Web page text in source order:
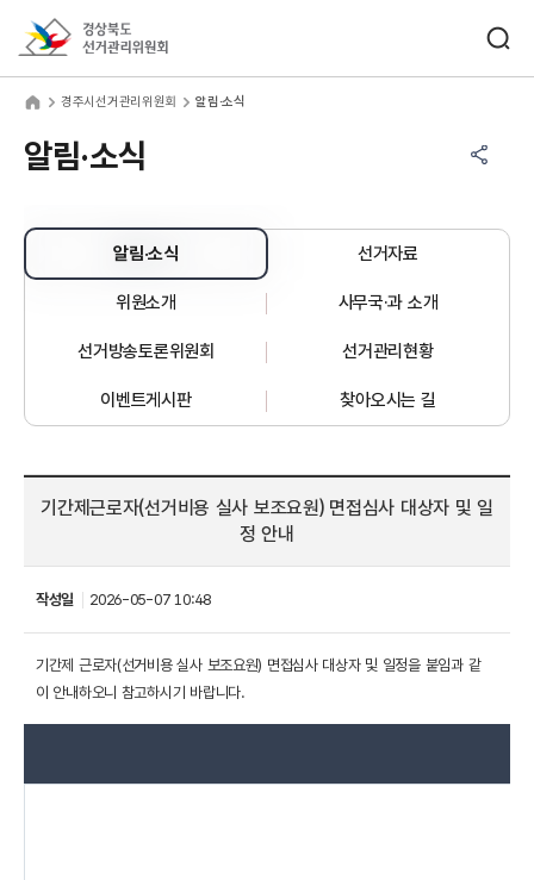
경주시선거관리위원회 알림·소식
알림·소식
알림·소식 선거자료
위원소개 사무국·과 소개
선거방송토론위원회 선거관리현황
이벤트게시판 찾아오시는 길
기간제근로자(선거비용 실사 보조요원) 면접심사 대상자 및 일
정 안내
작성일 2026-05-07 10:48
기간제 근로자(선거비용 실사 보조요원) 면접심사 대상자 및 일정을 붙임과 같
이 안내하오니 참고하시기 바랍니다.